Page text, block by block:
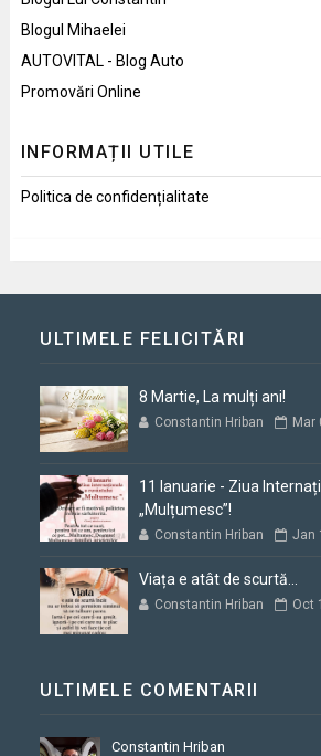
Blogul Mihaelei
AUTOVITAL - Blog Auto
Promovări Online
INFORMAȚII UTILE
Politica de confidențialitate
ULTIMELE FELICITĂRI
8 Martie, La mulți ani!
Constantin Hriban Mar
11 Ianuarie - Ziua
„Mulțumesc”!
Constantin Hriban Jan
Viața e atât de scurtă...
Constantin Hriban Oct
ULTIMELE COMENTARII
Constantin Hriban